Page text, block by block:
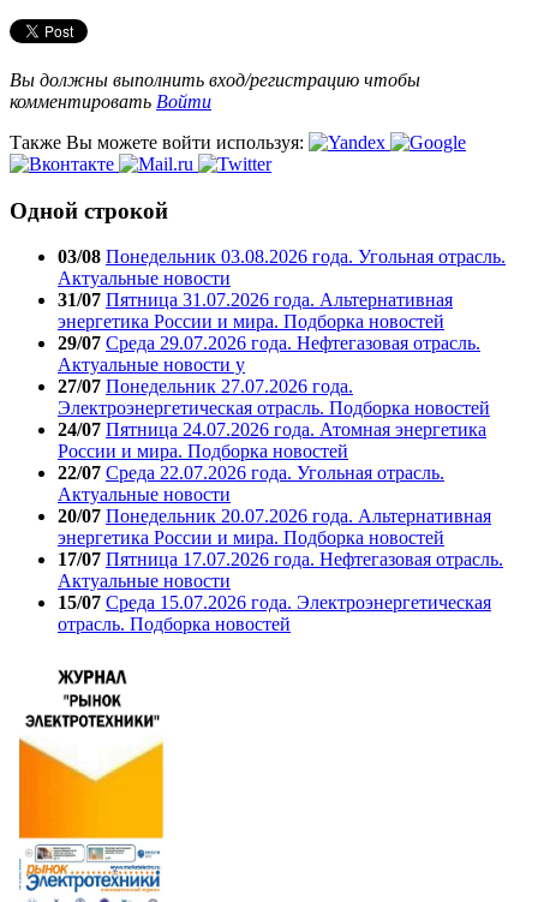
Вы должны выполнить вход/регистрацию чтобы
комментировать Войти
Также Вы можете войти используя:
Одной строкой
03/08 Понедельник 03.08.2026 года. Угольная отрасль.
Актуальные новости
31/07 Пятница 31.07.2026 года. Альтернативная
энергетика России и мира. Подборка новостей
29/07 Среда 29.07.2026 года. Нефтегазовая отрасль.
Актуальные новости у
27/07 Понедельник 27.07.2026 года.
Электроэнергетическая отрасль. Подборка новостей
24/07 Пятница 24.07.2026 года. Атомная энергетика
России и мира. Подборка новостей
22/07 Среда 22.07.2026 года. Угольная отрасль.
Актуальные новости
20/07 Понедельник 20.07.2026 года. Альтернативная
энергетика России и мира. Подборка новостей
17/07 Пятница 17.07.2026 года. Нефтегазовая отрасль.
Актуальные новости
15/07 Среда 15.07.2026 года. Электроэнергетическая
отрасль. Подборка новостей